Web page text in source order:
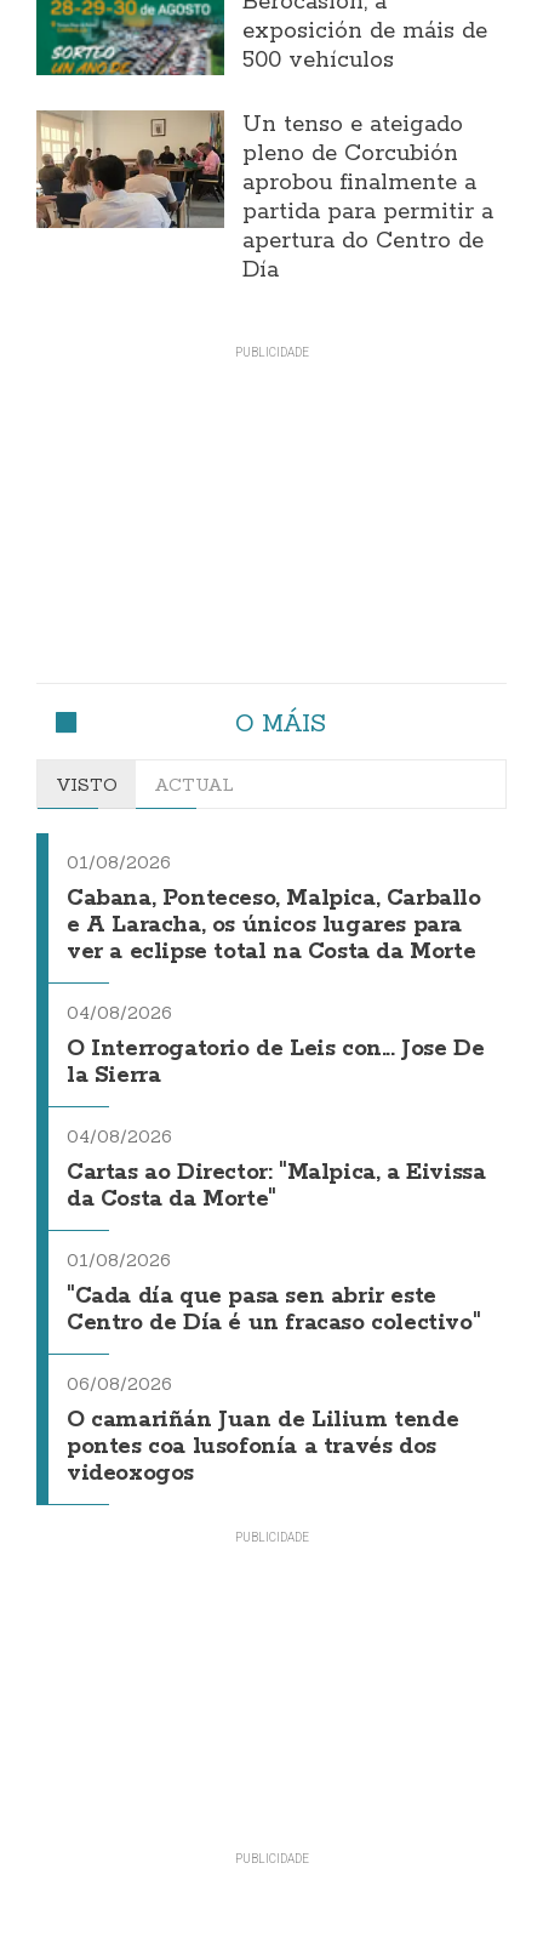
exposición de máis de
500 vehículos
Un tenso e ateigado
pleno de Corcubión
aprobou finalmente a
partida para permitir a
apertura do Centro de
Día
O MÁIS
VISTO ACTUAL
01/08/2026
Cabana, Ponteceso, Malpica, Carballo
e A Laracha, os únicos lugares para
ver a eclipse total na Costa da Morte
04/08/2026
O Interrogatorio de Leis con... Jose De
la Sierra
04/08/2026
Cartas ao Director: "Malpica, a Eivissa
da Costa da Morte"
01/08/2026
"Cada día que pasa sen abrir este
Centro de Día é un fracaso colectivo"
06/08/2026
O camariñán Juan de Lilium tende
pontes coa lusofonía a través dos
videoxogos